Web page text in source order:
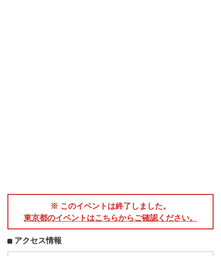
※ このイベントは終了しました。
東京都のイベントはこちらからご確認ください。
アクセス情報